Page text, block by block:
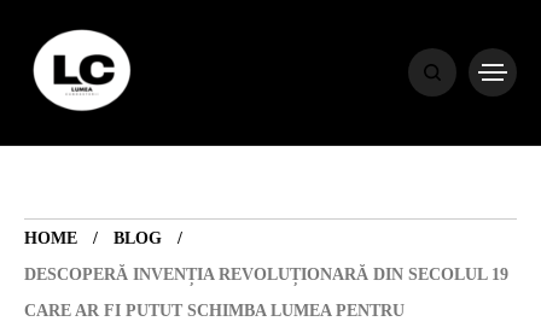
HOME
BLOG
DESCOPERĂ INVENȚIA REVOLUȚIONARĂ DIN SECOLUL 19
CARE AR FI PUTUT SCHIMBA LUMEA PENTRU
HOME
BLOG
HOROSCOP